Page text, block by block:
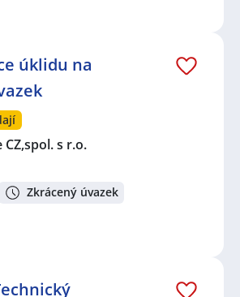
úklidu na
CZ,spol. s r.o.
Zkrácený úvazek